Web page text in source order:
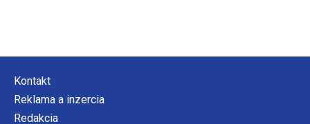
Kontakt
Reklama a inzercia
Redakcia